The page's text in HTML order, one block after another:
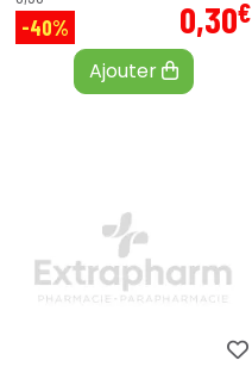
-40% 0,30€
Ajouter